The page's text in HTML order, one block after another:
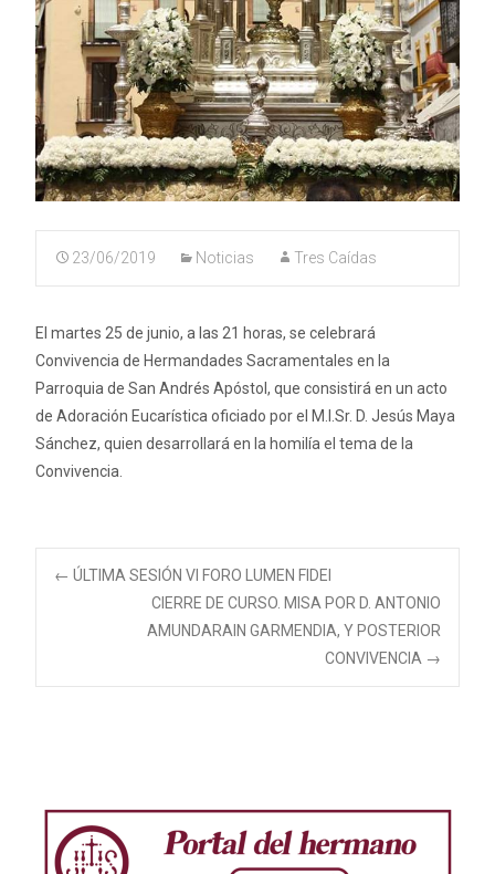
23/06/2019 Noticias Tres Caídas
El martes 25 de junio, a las 21 horas, se celebrará
Convivencia de Hermandades Sacramentales en la
Parroquia de San Andrés Apóstol, que consistirá en un acto
de Adoración Eucarística oficiado por el M.I.Sr. D. Jesús Maya
Sánchez, quien desarrollará en la homilía el tema de la
Convivencia.
Navegación
← ÚLTIMA SESIÓN VI FORO LUMEN FIDEI
CIERRE DE CURSO. MISA POR D. ANTONIO
AMUNDARAIN GARMENDIA, Y POSTERIOR
CONVIVENCIA →